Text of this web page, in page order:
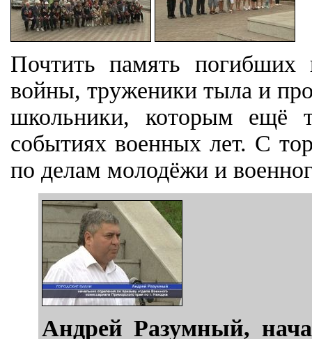
Почтить память погибших
войны, труженики тыла и
школьники, которым ещё
событиях военных лет. С
по делам молодёжи и
Андрей Разумный,